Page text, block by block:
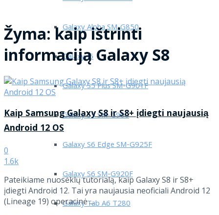
Galaxy Alpha SM-G850
Galaxy J5
Galaxy S5 Plus SM-G901F
Galaxy S5 SM-G900
Galaxy S6 Edge SM-G925F
Galaxy S6 SM-G920F
Galaxy Tab A6 T280
Žyma:kaip ištrinti
informaciją Galaxy S8
Kaip Samsung Galaxy S8 ir S8+ įdiegti naujausią
Android 12 OS
0
1.6k
Pateikiame nuosėklų tutorialą, kaip Galaxy S8 ir S8+
įdiegti Android 12. Tai yra naujausia neoficiali Android 12
(Lineage 19) operacinė ...